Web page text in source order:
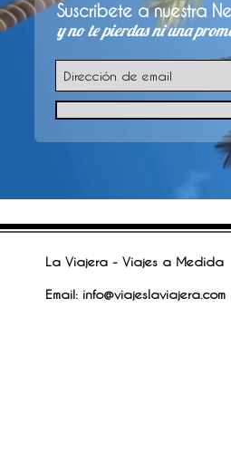
Suscribete a nuestra
y no te pierdas ni una
La Viajera - Viajes a Medida
Email: info@viajeslaviajera.com